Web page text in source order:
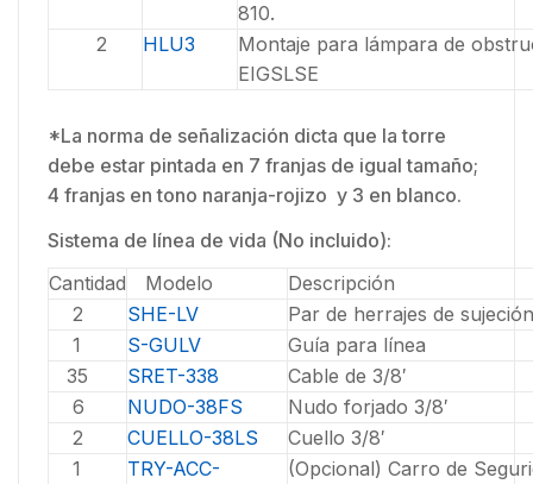
810.
2
HLU3
Montaje para lámpara de
EIGSLSE
*La norma de señalización dicta que la torre
debe estar pintada en 7 franjas de igual tamaño;
4 franjas en tono naranja-rojizo y 3 en blanco.
Sistema de línea de vida (No incluido):
Cantidad Modelo
Descripción
2
SHE-LV
Par de herrajes de sujeción
1
S-GULV
Guía para línea
35
SRET-338
Cable de 3/8′
6
NUDO-38FS
Nudo forjado 3/8′
2
CUELLO-38LS
Cuello 3/8′
1
TRY-ACC-
(Opcional) Carro de